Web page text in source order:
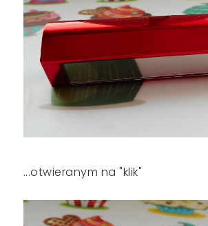
...otwieranym na "klik"